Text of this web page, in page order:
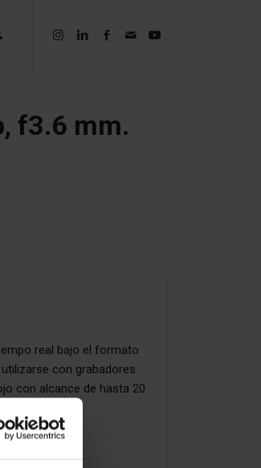
f3.6 mm.
real bajo el formato
con grabadores
con alcance de hasta 20